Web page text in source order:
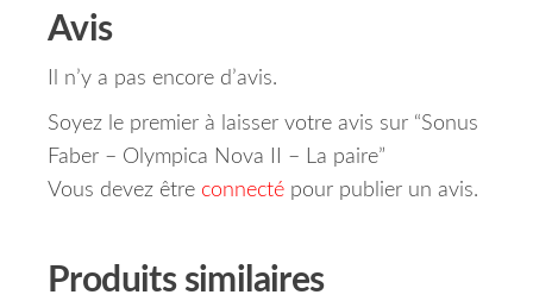
Avis
Il n’y a pas encore d’avis.
Soyez le premier à laisser votre avis sur “Sonus
Faber – Olympica Nova II – La paire”
Vous devez être connecté pour publier un avis.
Produits similaires